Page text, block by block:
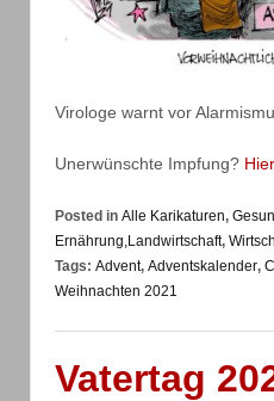
Virologe warnt vor
Unerwünschte Impfung? Hier
Posted in Alle Karikaturen,
Ernährung,Landwirtschaft,
Tags: Advent, Adventskalender,
Weihnachten 2021
Vatertag